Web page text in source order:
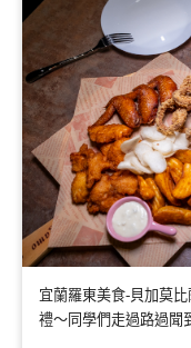
宜蘭羅東美食-貝加莫
禮～同學們走過路過聞